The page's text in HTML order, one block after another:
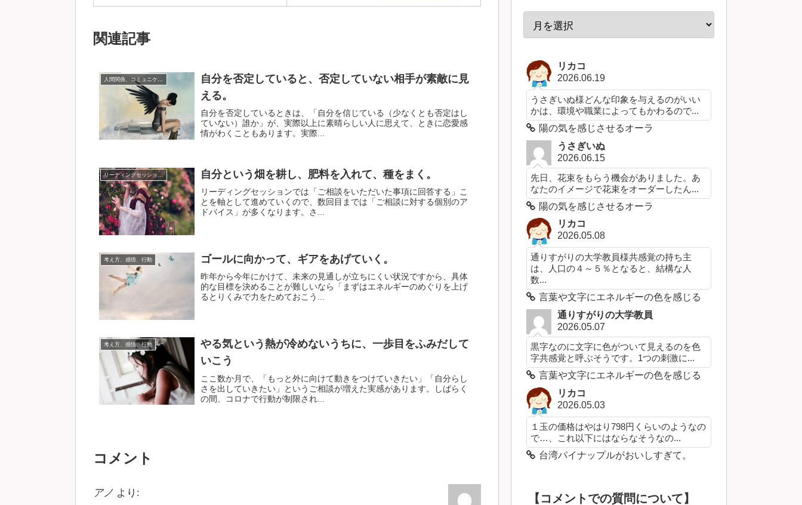
関連記事
人間関係、コミュニケーション
自分を否定していると、否定していない相手が素敵に見
える。
自分を否定しているときは、「自分を信じている（少なくとも否定はし
ていない）誰か」が、実際以上に素晴らしい人に思えて、ときに恋愛感
情がわくこともあります。実際...
自分という畑を耕し、肥料を入れて、種をまく。
リーディングセッションでは「ご相談をいただいた事項に回答する」こ
とを軸として進めていくので、数回目までは「ご相談に対する個別のア
ドバイス」が多くなります。さ...
考え方、感情、行動 ゴールに向かって、ギアをあげていく。
昨年から今年にかけて、未来の見通しが立ちにくい状況ですから、具体
的な目標を決めることが難しいなら「まずはエネルギーのめぐりを上げ
るとりくみで力をためておこう...
考え方、感情、行動
やる気という熱が冷めないうちに、一歩目をふみだして
いこう
ここ数か月で、「もっと外に向けて動きをつけていきたい」「自分らし
さを出していきたい」というご相談が増えた実感があります。しばらく
の間、コロナで行動が制限され...
コメント
アノ より:
リカコ
2026.06.19
うさぎいぬ様どんな印象を与えるのがいい
かは、環境や職業によってもかわるので...
陽の気を感じさせるオーラ
うさぎいぬ
2026.06.15
先日、花束をもらう機会がありました。あ
なたのイメージで花束をオーダーしたん...
陽の気を感じさせるオーラ
リカコ
2026.05.08
通りすがりの大学教員様共感覚の持ち主
は、人口の４～５％となると、結構な人
数...
言葉や文字にエネルギーの色を感じる
通りすがりの大学教員
2026.05.07
黒字なのに文字に色がついて見えるのを色
字共感覚と呼ぶそうです。1つの刺激に...
言葉や文字にエネルギーの色を感じる
リカコ
2026.05.03
１玉の価格はやはり798円くらいのようなの
で…、これ以下にはならなそうなの...
台湾パイナップルがおいしすぎて。
【コメントでの質問について】